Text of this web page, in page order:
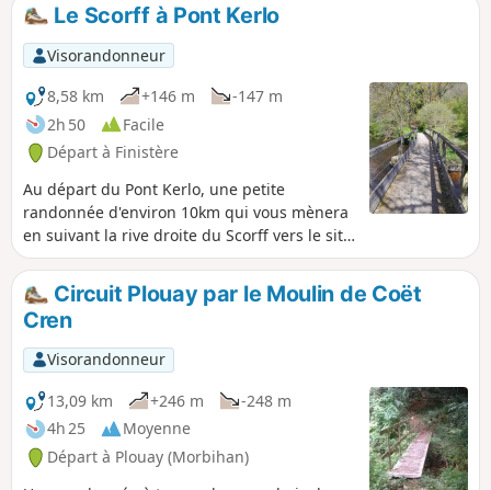
Le Scorff à Pont Kerlo
Visorandonneur
8,58 km
+146 m
-147 m
2h 50
Facile
Départ à Finistère
Au départ du Pont Kerlo, une petite
randonnée d'environ 10km qui vous mènera
en suivant la rive droite du Scorff vers le site
du Moulin du Roc'h et sa motte castrale
puis, en montant sur le plateau, vous fera
découvrir les chapelles de Locmaria-Grâce et
de Sainte-Anne qui dominent la vallée. Le
retour s'effectue en longeant la rive opposée
du Scorff.
Circuit Plouay par le Moulin de Coët
Cren
Visorandonneur
13,09 km
+246 m
-248 m
4h 25
Moyenne
Départ à Plouay (Morbihan)